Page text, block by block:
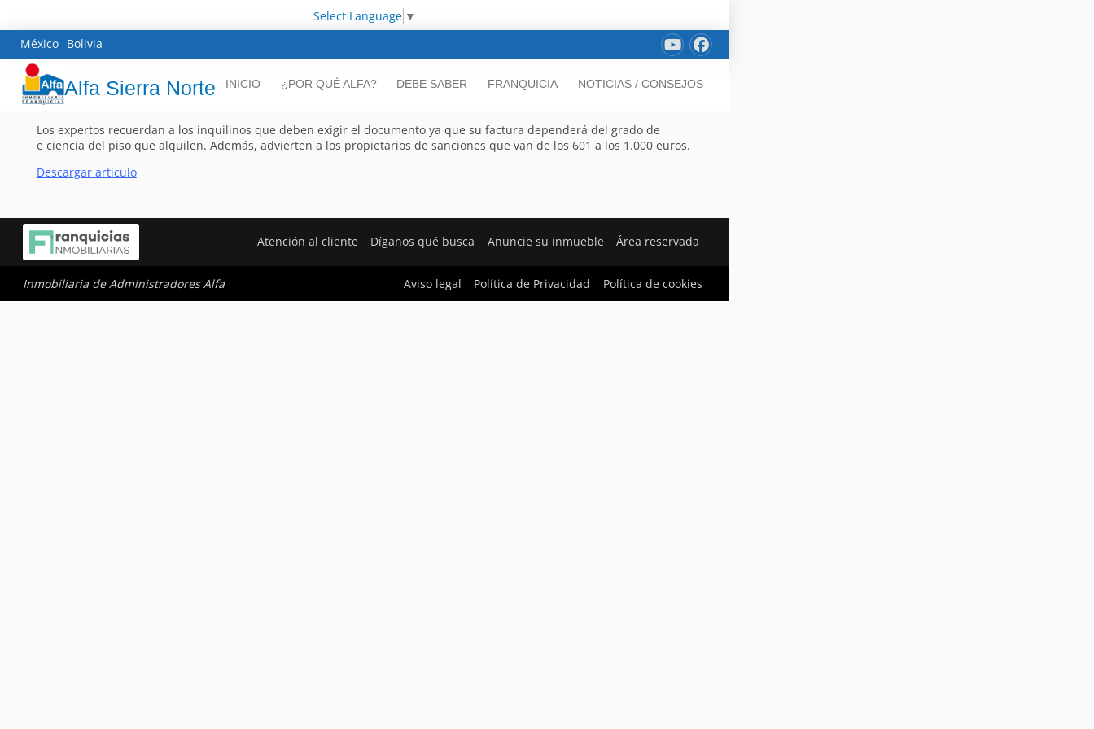
Select Language ▼
México Bolivia
Alfa Sierra Norte INICIO ¿POR QUÉ ALFA? DEBE SABER FRANQUICIA NOTICIAS / CONSEJOS
Los expertos recuerdan a los inquilinos que deben exigir el documento ya que su factura dependerá del grado de
e ciencia del piso que alquilen. Además, advierten a los propietarios de sanciones que van de los 601 a los 1.000 euros.
Descargar artículo
Atención al cliente Díganos qué busca Anuncie su inmueble Área reservada
Inmobiliaria de Administradores Alfa Aviso legal Política de Privacidad Política de cookies